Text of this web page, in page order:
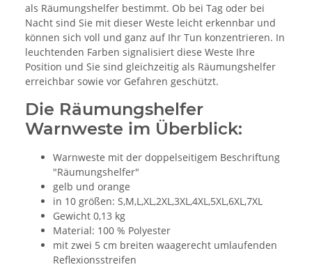
als Räumungshelfer bestimmt. Ob bei Tag oder bei
Nacht sind Sie mit dieser Weste leicht erkennbar und
können sich voll und ganz auf Ihr Tun konzentrieren. In
leuchtenden Farben signalisiert diese Weste Ihre
Position und Sie sind gleichzeitig als Räumungshelfer
erreichbar sowie vor Gefahren geschützt.
Die Räumungshelfer
Warnweste im Überblick:
Warnweste mit der doppelseitigem Beschriftung
"Räumungshelfer"
gelb und orange
in 10 größen: S,M,L,XL,2XL,3XL,4XL,5XL,6XL,7XL
Gewicht 0,13 kg
Material: 100 % Polyester
mit zwei 5 cm breiten waagerecht umlaufenden
Reflexionsstreifen